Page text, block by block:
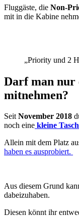
Fluggäste, die Non-
mit in die Kabine
„Priority und 2
Darf man nur
mitnehmen?
SeitNovember 2018
noch eine kleine
Allein mit dem Platz
haben es ausprobiert.
Aus diesem Grund
dabeizuhaben.
Diesen könnt ihr